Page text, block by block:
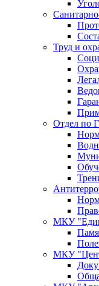
Труд и
Отдел по
МКУ
МКУ